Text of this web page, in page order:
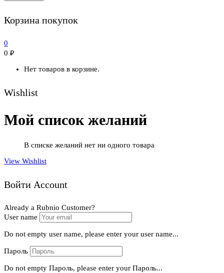
Корзина покупок
0
0 ₽
Нет товаров в корзине.
Wishlist
Мой список желаний
В списке желаний нет ни одного товара
View Wishlist
Войти Account
Already a Rubnio Customer?
User name
Do not empty user name, please enter your user name...
Пароль
Do not empty Пароль, please enter your Пароль...